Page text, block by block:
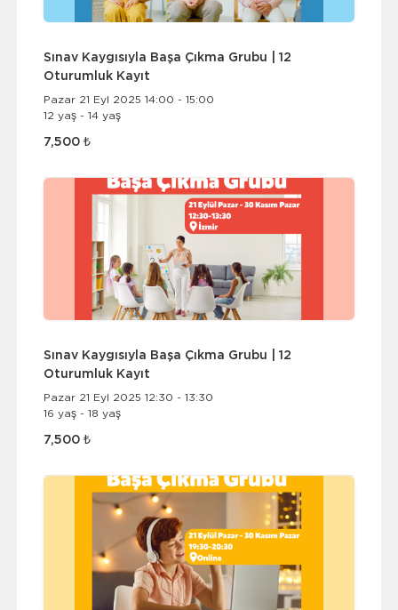
Sınav Kaygısıyla Başa Çıkma Grubu | 12
Oturumluk Kayıt
Pazar 21 Eyl 2025 14:00 - 15:00
12 yaş - 14 yaş
7,500 ₺
Sınav Kaygısıyla Başa Çıkma Grubu | 12
Oturumluk Kayıt
Pazar 21 Eyl 2025 12:30 - 13:30
16 yaş - 18 yaş
7,500 ₺